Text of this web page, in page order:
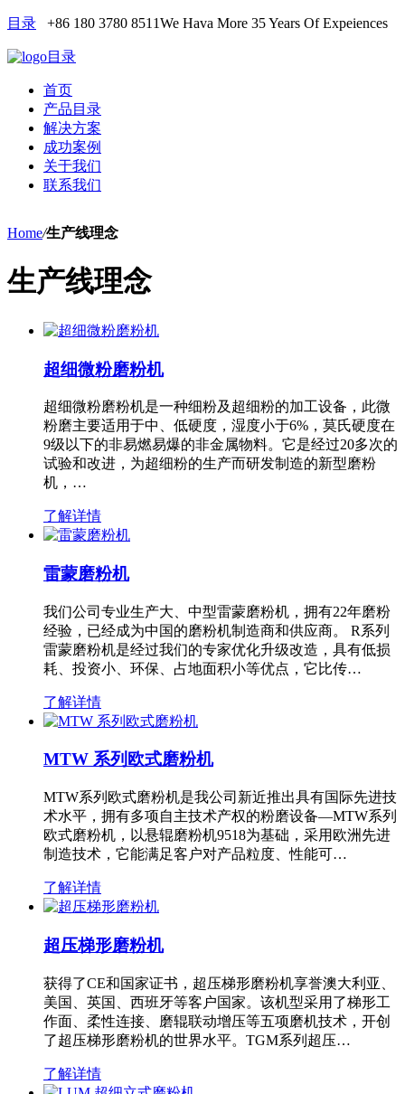
目录 +86 180 3780 8511We Hava More 35 Years Of Expeiences
目录
首页
产品目录
解决方案
成功案例
关于我们
联系我们
Home/生产线理念
生产线理念
超细微粉磨粉机
超细微粉磨粉机是一种细粉及超细粉的加工设备，此微
粉磨主要适用于中、低硬度，湿度小于6%，莫氏硬度在
9级以下的非易燃易爆的非金属物料。它是经过20多次的
试验和改进，为超细粉的生产而研发制造的新型磨粉
机，…
了解详情
雷蒙磨粉机
我们公司专业生产大、中型雷蒙磨粉机，拥有22年磨粉
经验，已经成为中国的磨粉机制造商和供应商。 R系列
雷蒙磨粉机是经过我们的专家优化升级改造，具有低损
耗、投资小、环保、占地面积小等优点，它比传…
了解详情
MTW 系列欧式磨粉机
MTW系列欧式磨粉机是我公司新近推出具有国际先进技
术水平，拥有多项自主技术产权的粉磨设备—MTW系列
欧式磨粉机，以悬辊磨粉机9518为基础，采用欧洲先进
制造技术，它能满足客户对产品粒度、性能可…
了解详情
超压梯形磨粉机
获得了CE和国家证书，超压梯形磨粉机享誉澳大利亚、
美国、英国、西班牙等客户国家。该机型采用了梯形工
作面、柔性连接、磨辊联动增压等五项磨机技术，开创
了超压梯形磨粉机的世界水平。TGM系列超压…
了解详情